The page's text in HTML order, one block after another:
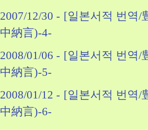
2007/12/30 - [일본서적 번역
中納言)-4-
2008/01/06 - [일본서적 번역
中納言)-5-
2008/01/12 - [일본서적 번역
中納言)-6-